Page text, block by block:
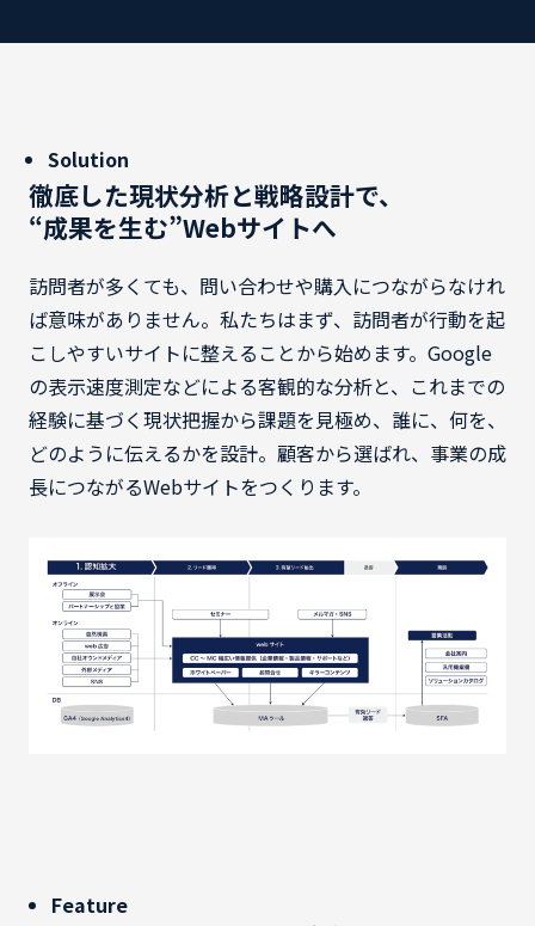
Solution
徹底した現状分析と戦略設計で、
“成果を生む”Webサイトへ
訪問者が多くても、問い合わせや購入につながらなけれ
ば意味がありません。私たちはまず、訪問者が行動を起
こしやすいサイトに整えることから始めます。Google
の表示速度測定などによる客観的な分析と、これまでの
経験に基づく現状把握から課題を見極め、誰に、何を、
どのように伝えるかを設計。顧客から選ばれ、事業の成
長につながるWebサイトをつくります。
Feature